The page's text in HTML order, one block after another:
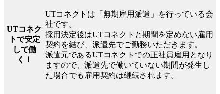
UTコネク
トで安定
して働
く！
UTコネクトは「無期雇用派遣」を行っている会
社です。
採用決定後はUTコネクトと期間を定めない雇用
契約を結び、派遣先でご勤務いただきます。
派遣元であるUTコネクトでの正社員雇用となり
ますので、派遣先で働いていない期間が発生し
た場合でも雇用契約は継続されます。